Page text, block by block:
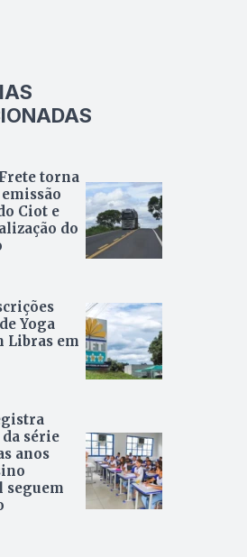
torna
Ciot e
do
Yoga
Libras em
série
anos
seguem